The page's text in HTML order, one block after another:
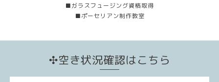
■ガラスフュージング資格取得
■ポーセリアン制作教室
✣空き状況確認はこちら